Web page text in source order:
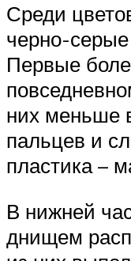
Среди
черно-
Первые
них меньше
пальцев и
пластика –
В нижней
днищем